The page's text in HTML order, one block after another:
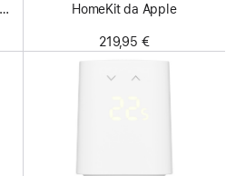
HomeKit da Apple
219,95 €